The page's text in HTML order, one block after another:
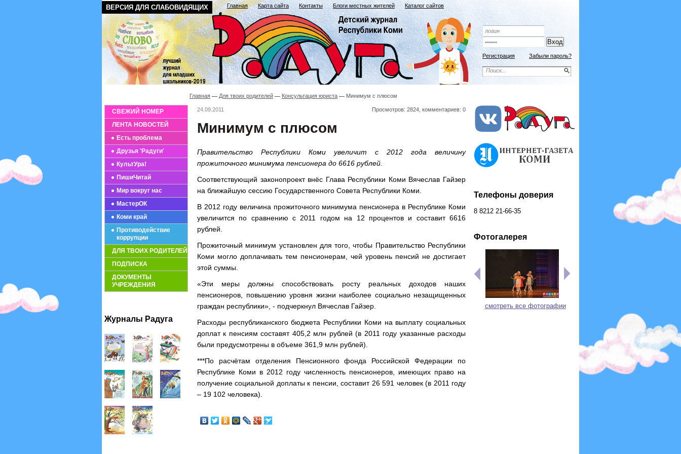
ВЕРСИЯ ДЛЯ СЛАБОВИДЯЩИХ Главная Карта сайта Контакты Блоги местных жителей Каталог сайтов
Регистрация Забыли пароль?
СВЕЖИЙ НОМЕР
ЛЕНТА НОВОСТЕЙ
Есть проблема
Друзья 'Радуги'
КультУра!
ПишиЧитай
Мир вокруг нас
МастерОК
Коми край
Противодействие
коррупции
ДЛЯ ТВОИХ РОДИТЕЛЕЙ
ПОДПИСКА
ДОКУМЕНТЫ
УЧРЕЖДЕНИЯ
Журналы Радуга
Главная Для твоих родителей Консультация юриста Минимум с плюсом
24.09.2011 Просмотров: 2824, комментариев: 0
Минимум с плюсом
Правительство Республики Коми увеличит с 2012 года величину
прожиточного минимума пенсионера до 6616 рублей.
Соответствующий законопроект внёс Глава Республики Коми Вячеслав Гайзер
на ближайшую сессию Государственного Совета Республики Коми.
В 2012 году величина прожиточного минимума пенсионера в Республике Коми
увеличится по сравнению с 2011 годом на 12 процентов и составит 6616
рублей.
Прожиточный минимум установлен для того, чтобы Правительство Республики
Коми могло доплачивать тем пенсионерам, чей уровень пенсий не достигает
этой суммы.
«Эти меры должны способствовать росту реальных доходов наших
пенсионеров, повышению уровня жизни наиболее социально незащищенных
граждан республики», - подчеркнул Вячеслав Гайзер.
Расходы республиканского бюджета Республики Коми на выплату социальных
доплат к пенсиям составят 405,2 млн рублей (в 2011 году указанные расходы
были предусмотрены в объеме 361,9 млн рублей).
***По расчётам отделения Пенсионного фонда Российской Федерации по
Республике Коми в 2012 году численность пенсионеров, имеющих право на
получение социальной доплаты к пенсии, составит 26 591 человек (в 2011 году
– 19 102 человека).
Телефоны доверия
8 8212 21-66-35
Фотогалерея
смотреть все фотографии